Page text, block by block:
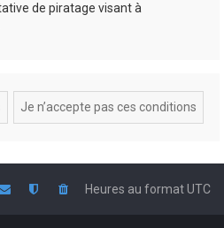
de piratage visant à
Heures au formatUTC